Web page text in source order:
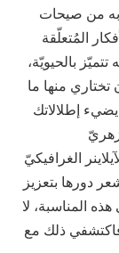
به من صيحات
المُتعلّقة
بالحيويّة،
تختاري منها ما
يضيء إطلالاتك
الغرافيكيّ
دورها بتعزيز
المناسبة، لا
فاكتشفي ذلك مع